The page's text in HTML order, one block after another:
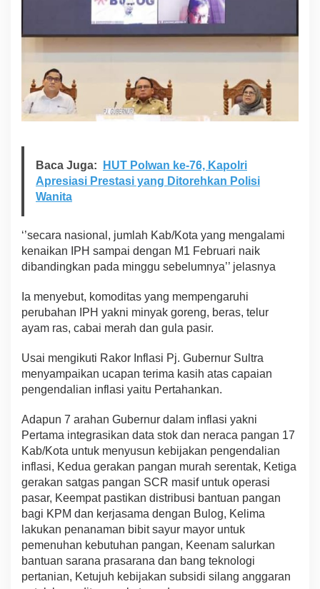
Baca Juga:
HUT Polwan ke-76, Kapolri
Apresiasi Prestasi yang Ditorehkan Polisi
Wanita
‘’secara nasional, jumlah Kab/Kota yang mengalami
kenaikan IPH sampai dengan M1 Februari naik
dibandingkan pada minggu sebelumnya’’ jelasnya
Ia menyebut, komoditas yang mempengaruhi
perubahan IPH yakni minyak goreng, beras, telur
ayam ras, cabai merah dan gula pasir.
Usai mengikuti Rakor Inflasi Pj. Gubernur Sultra
menyampaikan ucapan terima kasih atas capaian
pengendalian inflasi yaitu Pertahankan.
Adapun 7 arahan Gubernur dalam inflasi yakni
Pertama integrasikan data stok dan neraca pangan 17
Kab/Kota untuk menyusun kebijakan pengendalian
inflasi, Kedua gerakan pangan murah serentak, Ketiga
gerakan satgas pangan SCR masif untuk operasi
pasar, Keempat pastikan distribusi bantuan pangan
bagi KPM dan kerjasama dengan Bulog, Kelima
lakukan penanaman bibit sayur mayor untuk
pemenuhan kebutuhan pangan, Keenam salurkan
bantuan sarana prasarana dan bang teknologi
pertanian, Ketujuh kebijakan subsidi silang anggaran